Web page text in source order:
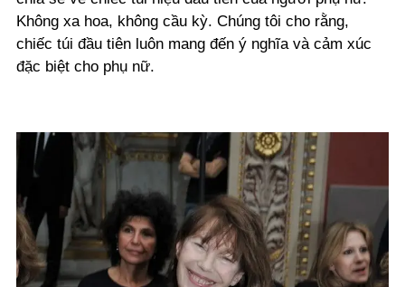
Không xa hoa, không cầu kỳ. Chúng tôi cho rằng,
chiếc túi đầu tiên luôn mang đến ý nghĩa và cảm xúc
đặc biệt cho phụ nữ.